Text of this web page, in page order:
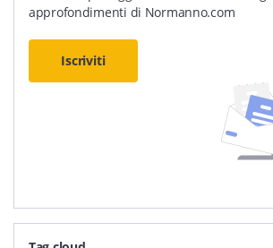
approfondimenti di Normanno.com
Iscriviti